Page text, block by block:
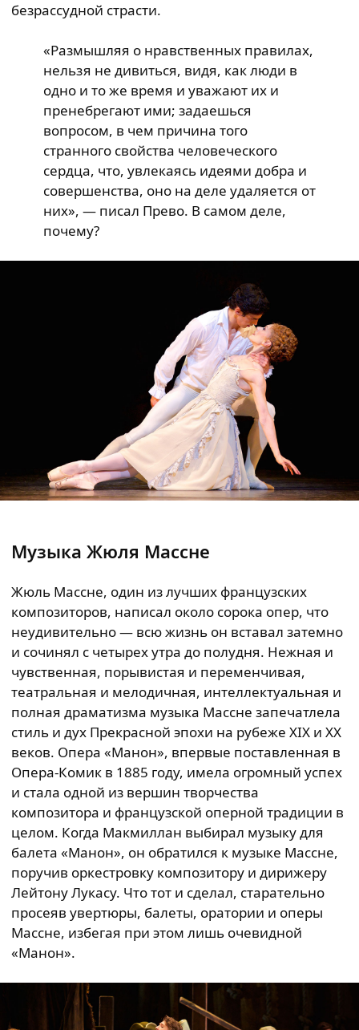
безрассудной страсти.
«Размышляя о нравственных правилах,
нельзя не дивиться, видя, как люди в
одно и то же время и уважают их и
пренебрегают ими; задаешься
вопросом, в чем причина того
странного свойства человеческого
сердца, что, увлекаясь идеями добра и
совершенства, оно на деле удаляется от
них», — писал Прево. В самом деле,
почему?
Музыка Жюля Массне
Жюль Массне, один из лучших французских
композиторов, написал около сорока опер, что
неудивительно — всю жизнь он вставал затемно
и сочинял с четырех утра до полудня. Нежная и
чувственная, порывистая и переменчивая,
театральная и мелодичная, интеллектуальная и
полная драматизма музыка Массне запечатлела
стиль и дух Прекрасной эпохи на рубеже XIX и XX
веков. Опера «Манон», впервые поставленная в
Опера-Комик в 1885 году, имела огромный успех
и стала одной из вершин творчества
композитора и французской оперной традиции в
целом. Когда Макмиллан выбирал музыку для
балета «Манон», он обратился к музыке Массне,
поручив оркестровку композитору и дирижеру
Лейтону Лукасу. Что тот и сделал, старательно
просеяв увертюры, балеты, оратории и оперы
Массне, избегая при этом лишь очевидной
«Манон».